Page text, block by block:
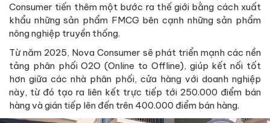
Consumer tiến thêm một bước ra thế giới bằng cách xuất
khẩu những sản phẩm FMCG bên cạnh những sản phẩm
nông nghiệp truyền thống.
Từ năm 2025, Nova Consumer sẽ phát triển mạnh các nền
tảng phân phối O2O (Online to Offline), giúp kết nối tốt
hơn giữa các nhà phân phối, cửa hàng với doanh nghiệp
này, từ đó tạo ra liên kết trực tiếp tới 250.000 điểm bán
hàng và gián tiếp lên đến trên 400.000 điểm bán hàng.